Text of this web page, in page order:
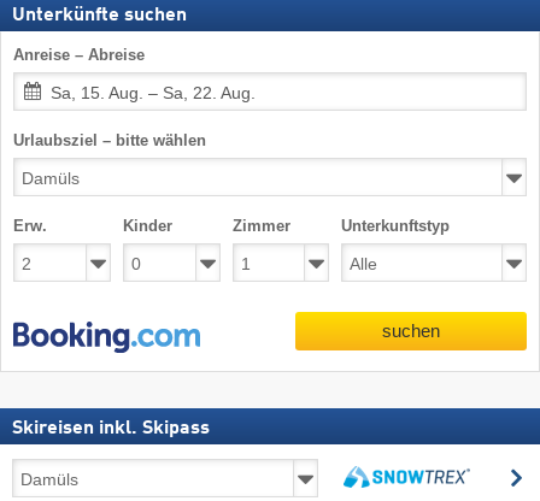
Unterkünfte suchen
Anreise – Abreise
Sa, 15. Aug. – Sa, 22. Aug.
Urlaubsziel – bitte wählen
Erw. Kinder Zimmer Unterkunftstyp
suchen
Skireisen inkl. Skipass
inkl.